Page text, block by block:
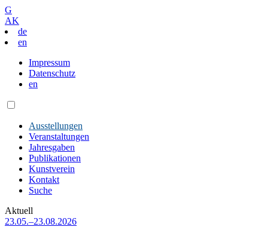
G
AK
de
en
Impressum
Datenschutz
en
Ausstellungen
Veranstaltungen
Jahresgaben
Publikationen
Kunstverein
Kontakt
Suche
Aktuell
23.05.–23.08.2026